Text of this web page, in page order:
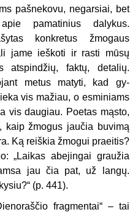
pašnekovu, negarsiai, bet
pa­matinius dalykus.
konkretus žmogaus
jame ieškoti ir rasti mūsų
atspindžių, fak­tų, detalių.
metus matyti, kad gy­
vis mažiau, o esminiams
vis dau­giau. Poetas mąsto,
kaip žmogus jaučia buvimą
Ką reiškia žmogui praeitis?
„Lai­kas abejingai graužia
jau čia pat, už langų.
(p. 441).
fragmentai“ – tai